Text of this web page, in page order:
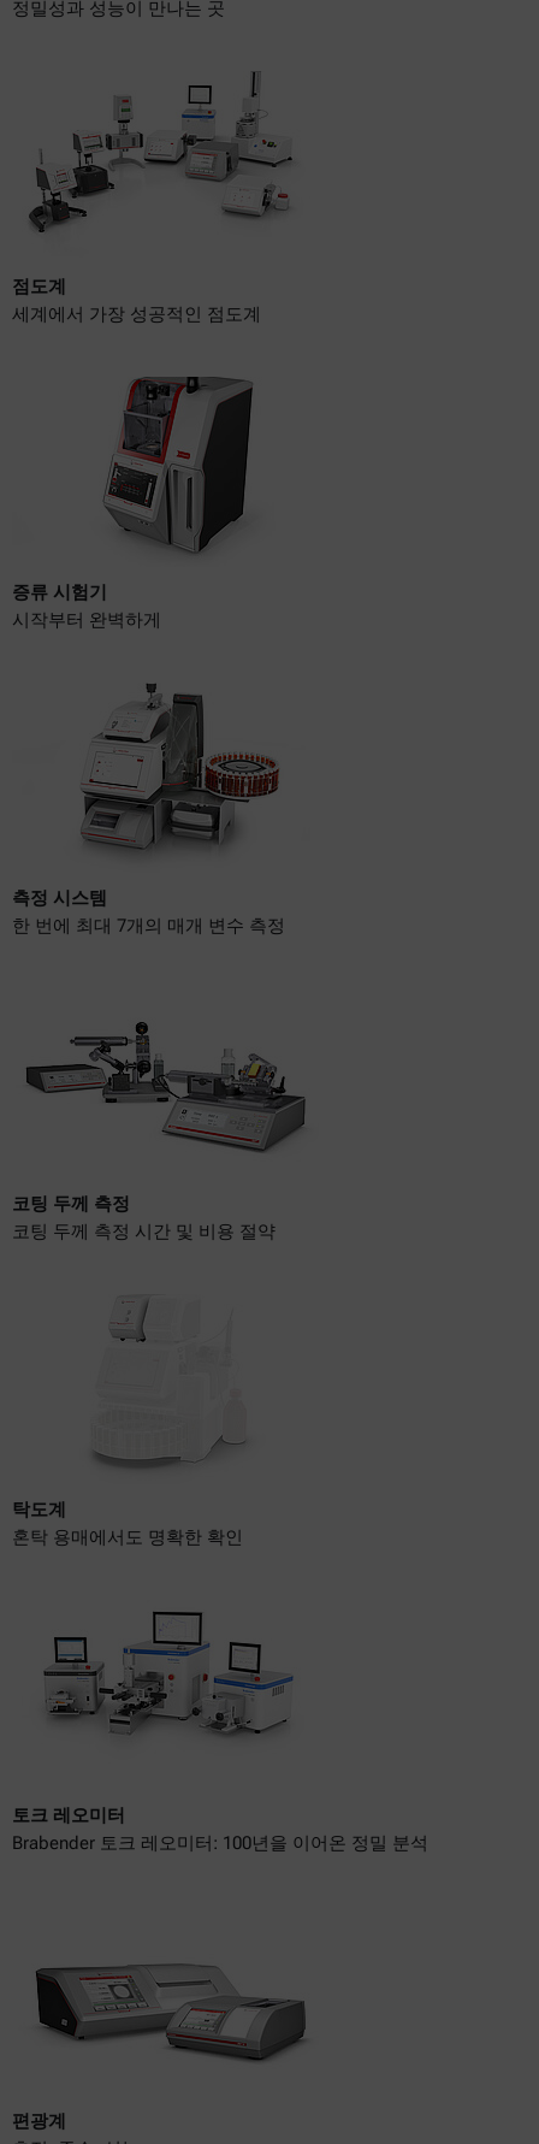
정밀성과 성능이 만나는 곳
점도계
세계에서 가장 성공적인 점도계
증류 시험기
시작부터 완벽하게
측정 시스템
한 번에 최대 7개의 매개 변수 측정
코팅 두께 측정
코팅 두께 측정 시간 및 비용 절약
탁도계
혼탁 용매에서도 명확한 확인
토크 레오미터
Brabender 토크 레오미터: 100년을 이어온 정밀 분석
편광계